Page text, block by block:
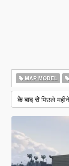
MAP MODEL
के बाद से पिछले महीने